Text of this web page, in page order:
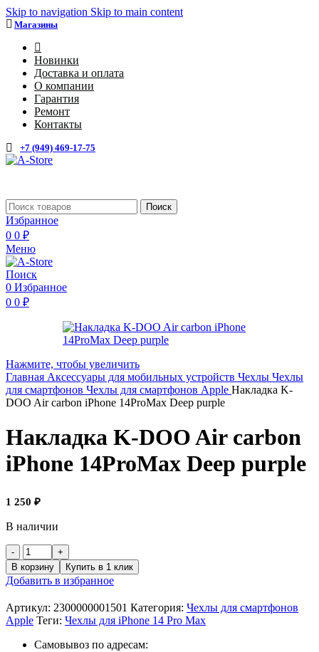
Skip to navigation Skip to main content
Магазины
Новинки
Доставка и оплата
О компании
Гарантия
Ремонт
Контакты
+7 (949) 469-17-75
Поиск
Избранное
0 0 ₽
Меню
Поиск
0 Избранное
0 0 ₽
Нажмите, чтобы увеличить
Главная Аксессуары для мобильных устройств Чехлы Чехлы
для смартфонов Чехлы для смартфонов Apple Накладка K-
DOO Air carbon iPhone 14ProMax Deep purple
Накладка K-DOO Air carbon
iPhone 14ProMax Deep purple
1 250 ₽
В наличии
Количество
товара
Накладка
K-
Air
carbon
iPhone
В корзину Купить в 1 клик
Добавить в избранное
Артикул: 2300000001501 Категория: Чехлы для смартфонов
Apple Теги: Чехлы для iPhone 14 Pro Max
Самовывоз по адресам: